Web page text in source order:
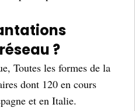
?
Toutes les formes de la
dont 120 en cours
et en Italie.